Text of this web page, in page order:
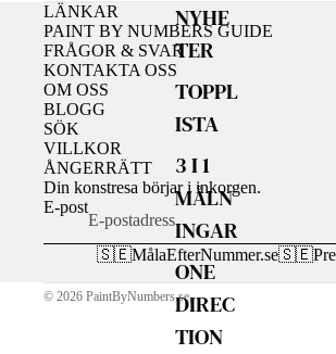
NYHE
TER
TOPPL
ISTA
3 I 1
MÅLN
INGAR
ONE
DIREC
TION
LÄNKAR
PAINT BY NUMBERS GUIDE
FRÅGOR & SVAR
KONTAKTA OSS
OM OSS
BLOGG
SÖK
VILLKOR
ÅNGERRÄTT
Din konstresa börjar i inkorgen.
E-post
🇸🇪MålaEfterNummer.se🇸🇪
© 2026 PaintByNumbers.se,